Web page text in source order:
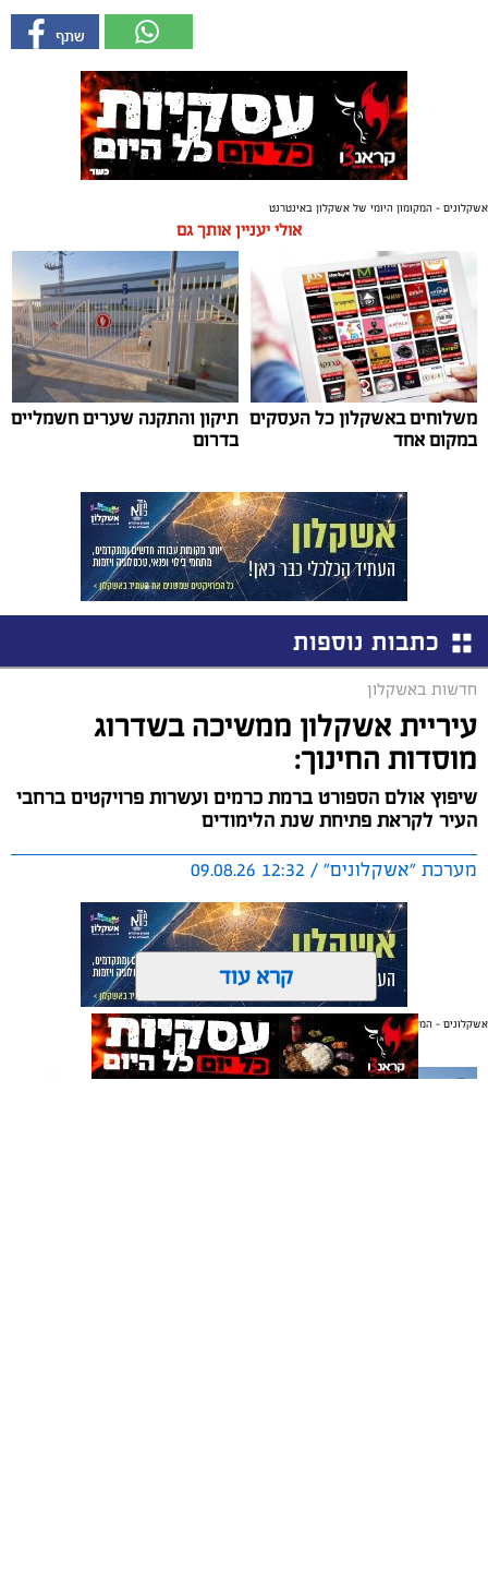
אשקלונים - המקומון היומי של אשקלון באינטרנט
אולי יעניין אותך גם
משלוחים באשקלון כל העסקים
במקום אחד
תיקון והתקנה שערים חשמליים
בדרום
כתבות נוספות
חדשות באשקלון
עיריית אשקלון ממשיכה בשדרוג
מוסדות החינוך:
שיפוץ אולם הספורט ברמת כרמים ועשרות פרויקטים ברחבי
העיר לקראת פתיחת שנת הלימודים
מערכת "אשקלונים" / 12:32 09.08.26
תגים: שיפוץ, מוסדות חינוך, אשקלון
במסגרת העבודות באולם הספורט מוחלפת תקרה
קרא עוד
אשקלונים - המקומון היומי של אשקלון באינטרנט
אולי יעניין אותך גם